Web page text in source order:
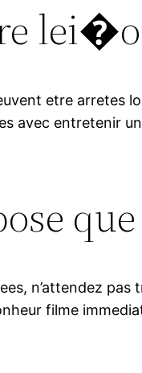
etre arretes
avec entretenir
n’attendez
filme